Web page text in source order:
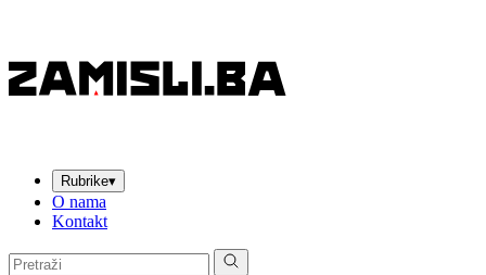
Rubrike▾
O nama
Kontakt
Pretraga: